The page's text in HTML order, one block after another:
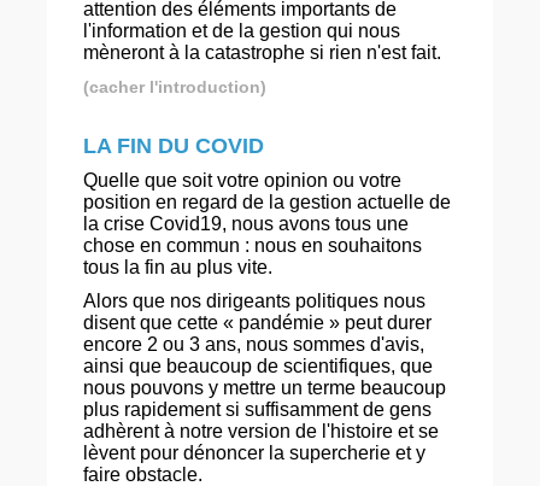
attention des éléments importants de
l'information et de la gestion qui nous
mèneront à la catastrophe si rien n'est fait.
(cacher l'introduction)
LA FIN DU COVID
Quelle que soit votre opinion ou votre
position en regard de la gestion actuelle de
la crise Covid19, nous avons tous une
chose en commun : nous en souhaitons
tous la fin au plus vite.
Alors que nos dirigeants politiques nous
disent que cette « pandémie » peut durer
encore 2 ou 3 ans, nous sommes d'avis,
ainsi que beaucoup de scientifiques, que
nous pouvons y mettre un terme beaucoup
plus rapidement si suffisamment de gens
adhèrent à notre version de l'histoire et se
lèvent pour dénoncer la supercherie et y
faire obstacle.